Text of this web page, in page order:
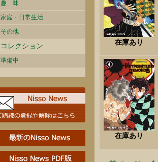
趣 味
家庭・日常生活
その他
コレクション
準備中
在庫あり
在庫あり